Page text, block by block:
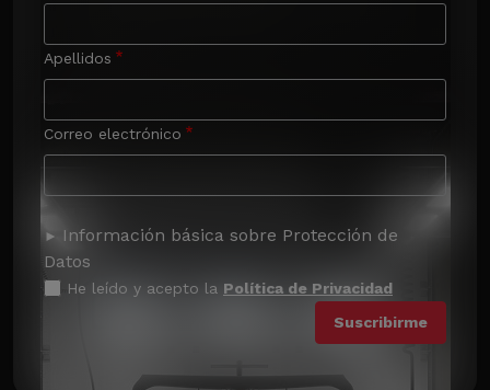
Apellidos
Correo electrónico
Información básica sobre Protección de
Datos
He leído y acepto la Política de Privacidad